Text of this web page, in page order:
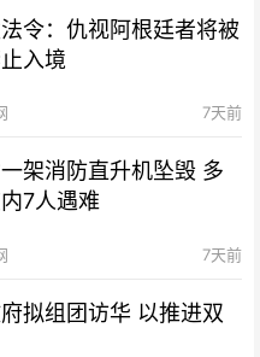
令：仇视阿根廷者将被
入境
7天前
架消防直升机坠毁 多
7人遇难
7天前
拟组团访华 以推进双